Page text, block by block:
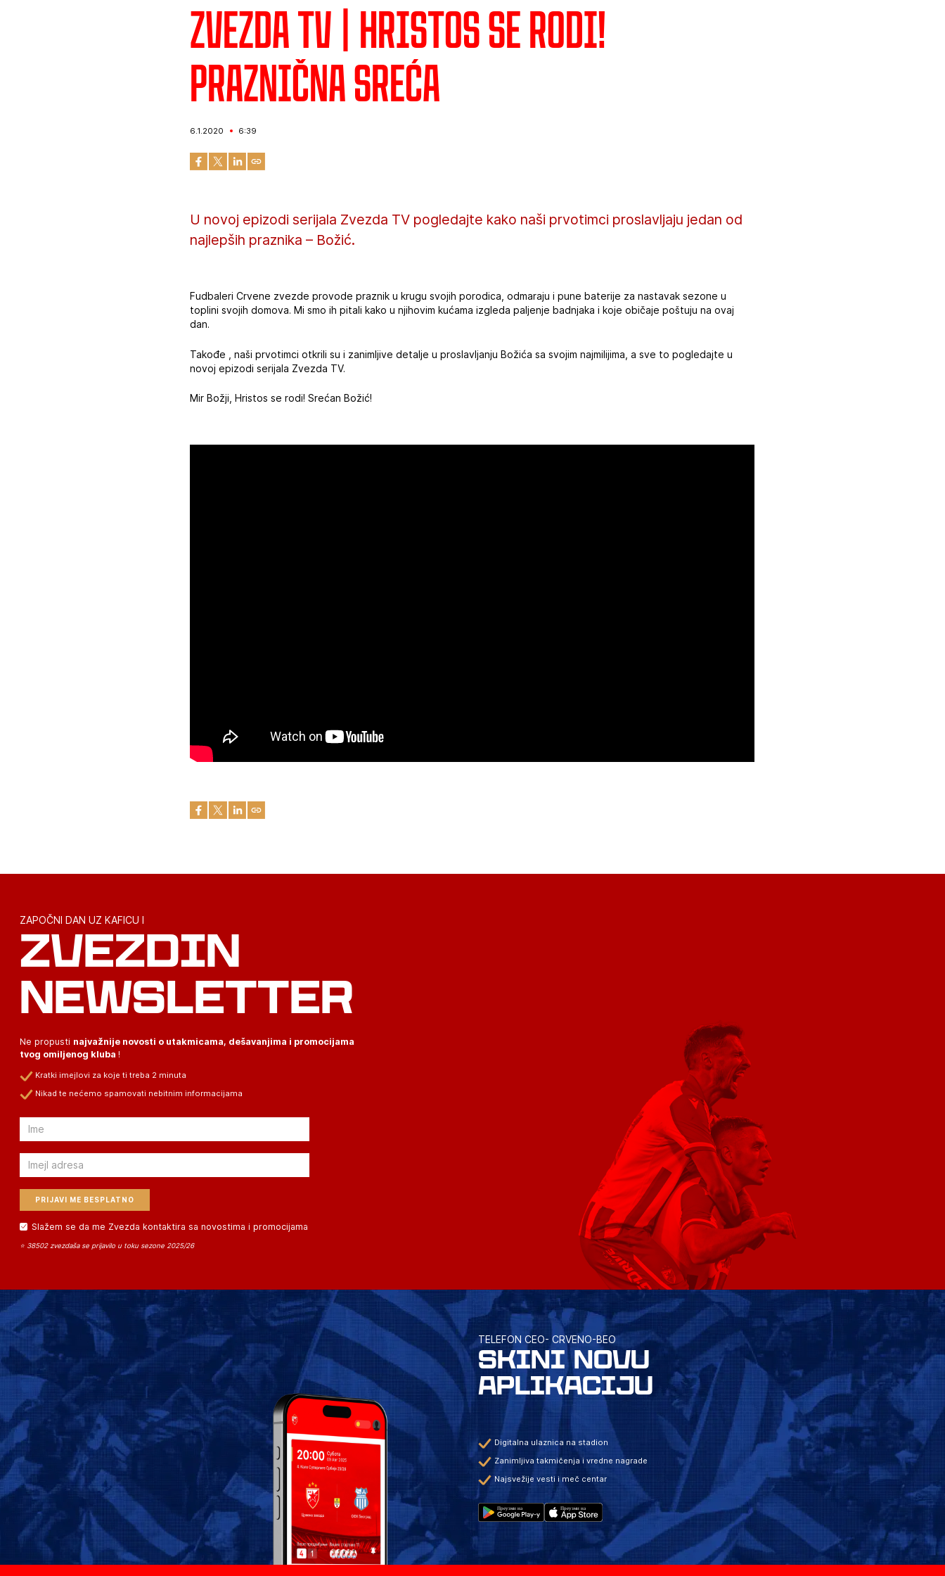
Zvezda TV | Hristos se rodi!
Praznična sreća
6.1.2020 6:39
U novoj epizodi serijala Zvezda TV pogledajte kako naši prvotimci proslavljaju jedan od
najlepših praznika – Božić.
Fudbaleri Crvene zvezde provode praznik u krugu svojih porodica, odmaraju i pune baterije za nastavak sezone u
toplini svojih domova. Mi smo ih pitali kako u njihovim kućama izgleda paljenje badnjaka i koje običaje poštuju na ovaj
dan.
Takođe , naši prvotimci otkrili su i zanimljive detalje u proslavljanju Božića sa svojim najmilijima, a sve to pogledajte u
novoj epizodi serijala Zvezda TV.
Mir Božji, Hristos se rodi! Srećan Božić!
ZAPOČNI DAN UZ KAFICU I
ZVEZDIN
NEWSLETTER
Ne propusti najvažnije novosti o utakmicama, dešavanjima i promocijama
tvog omiljenog kluba !
Kratki imejlovi za koje ti treba 2 minuta
Nikad te nećemo spamovati nebitnim informacijama
Email
Email
Slažem se da me Zvezda kontaktira sa novostima i promocijama
⭐ 38502 zvezdaša se prijavilo u toku sezone 2025/26
TELEFON CEO- CRVENO-BEO
SKINI NOVU
APLIKACIJU
Digitalna ulaznica na stadion
Zanimljiva takmičenja i vredne nagrade
Najsvežije vesti i meč centar